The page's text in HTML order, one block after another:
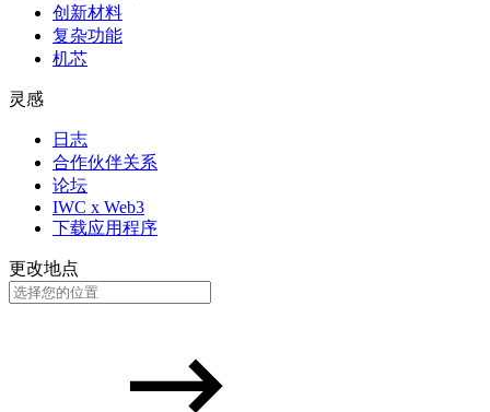
创新材料
复杂功能
机芯
灵感
日志
合作伙伴关系
论坛
IWC x Web3
下载应用程序
更改地点